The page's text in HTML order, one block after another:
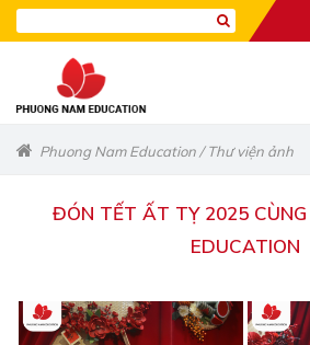
Phuong Nam Education /Thư viện ảnh
ĐÓN TẾT ẤT TỴ 2025 CÙNG
EDUCATION